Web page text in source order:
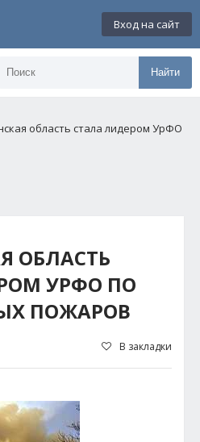
Вход на сайт
Найти
область стала лидером УрФО
ОБЛАСТЬ
УРФО ПО
ПОЖАРОВ
В закладки